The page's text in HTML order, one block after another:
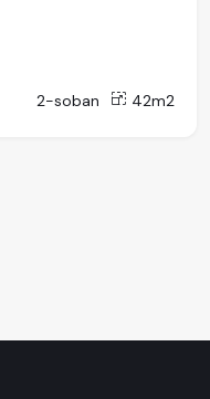
2-soban 42m2